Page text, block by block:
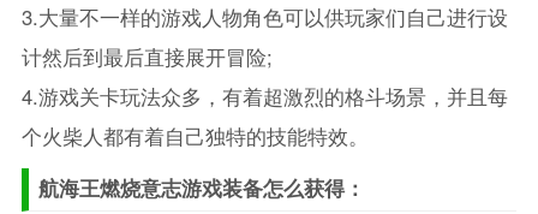
3.大量不一样的游戏人物角色可以供玩家们自己进行设
计然后到最后直接展开冒险;
4.游戏关卡玩法众多，有着超激烈的格斗场景，并且每
个火柴人都有着自己独特的技能特效。
航海王燃烧意志游戏装备怎么获得：